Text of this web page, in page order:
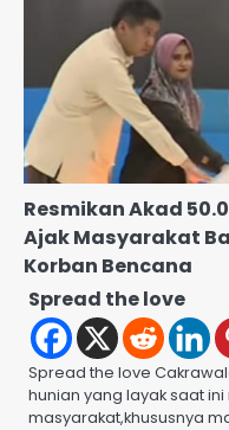
Resmikan Akad
Ajak Masyarakat
Korban Bencana
Spread the love
Spread the love
hunian yang layak saat
masyarakat,khususnya